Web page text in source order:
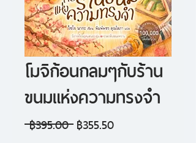
โมจิก้อนกลมๆกับร้าน
ขนมแห่งความทรงจำ
฿395.00 ราคา
฿355.50ราคา